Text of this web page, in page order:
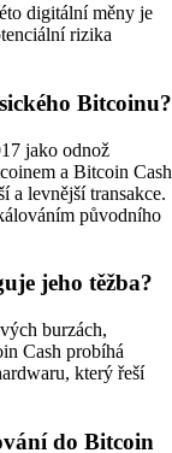
digitální měny je
rizika
Bitcoinu?
jako odnož
a Bitcoin Cash
a levnější transakce.
původního
jeho těžba?
burzách,
Cash probíhá
který řeší
do Bitcoin